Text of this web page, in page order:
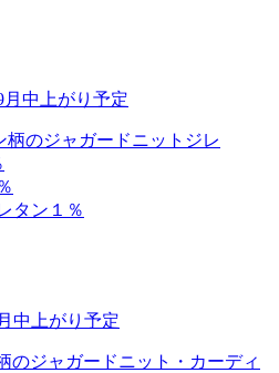
上がり予定
柄のジャガードニットジレ
タン１％
上がり予定
のジャガードニット・カーディ